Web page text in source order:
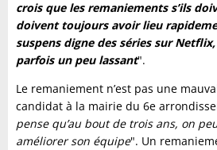
crois que les remaniements s’ils
doivent toujours avoir lieu
suspens digne des séries sur
parfois un peu lassant".
Le remaniement n’est pas une
candidat à la mairie du 6e
pense qu’au bout de trois ans, on
améliorer son équipe". Un